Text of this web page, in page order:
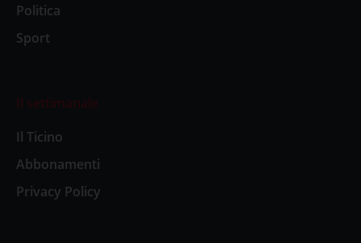
Politica
Sport
Il settimanale
Il Ticino
Abbonamenti
Privacy Policy